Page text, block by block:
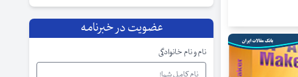
عضویت در خبرنامه
نام و نام خانوادگی